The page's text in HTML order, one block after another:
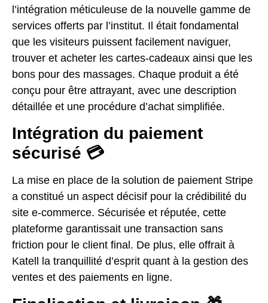
l’intégration méticuleuse de la nouvelle gamme de
services offerts par l’institut. Il était fondamental
que les visiteurs puissent facilement naviguer,
trouver et acheter les cartes-cadeaux ainsi que les
bons pour des massages. Chaque produit a été
conçu pour être attrayant, avec une description
détaillée et une procédure d’achat simplifiée.
Intégration du paiement
sécurisé 💳
La mise en place de la solution de paiement Stripe
a constitué un aspect décisif pour la crédibilité du
site e-commerce. Sécurisée et réputée, cette
plateforme garantissait une transaction sans
friction pour le client final. De plus, elle offrait à
Katell la tranquillité d’esprit quant à la gestion des
ventes et des paiements en ligne.